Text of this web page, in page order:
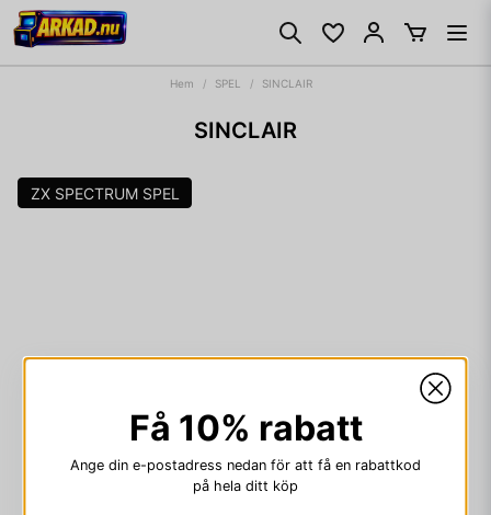
Hem SPEL SINCLAIR
SINCLAIR
ZX SPECTRUM SPEL
Få 10% rabatt
Ange din e-postadress nedan för att få en rabattkod
på hela ditt köp